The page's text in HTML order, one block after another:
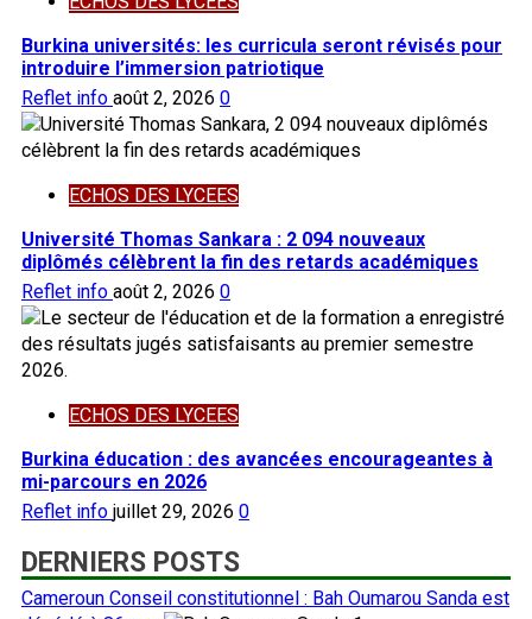
Burkina universités: les curricula seront révisés pour
introduire l’immersion patriotique
Reflet info août 2, 2026 0
ECHOS DES LYCEES
Université Thomas Sankara : 2 094 nouveaux
diplômés célèbrent la fin des retards académiques
Reflet info août 2, 2026 0
ECHOS DES LYCEES
Burkina éducation : des avancées encourageantes à
mi-parcours en 2026
Reflet info juillet 29, 2026 0
DERNIERS POSTS
Cameroun Conseil constitutionnel : Bah Oumarou Sanda est